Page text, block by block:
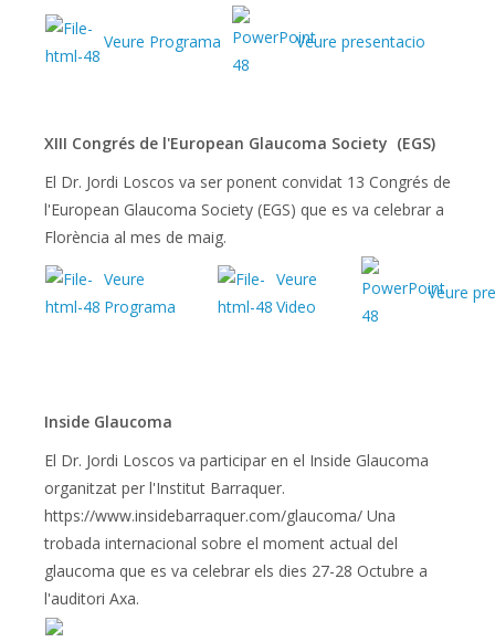
Veure Programa Veure presentacio
XIII Congrés de l'European Glaucoma Society (EGS)
El Dr. Jordi Loscos va ser ponent convidat 13 Congrés de
l'European Glaucoma Society (EGS) que es va celebrar a
Florència al mes de maig.
Veure
Programa
Veure
Video
Veure
Inside Glaucoma
El Dr. Jordi Loscos va participar en el Inside Glaucoma
organitzat per l'Institut Barraquer.
https://www.insidebarraquer.com/glaucoma/ Una
trobada internacional sobre el moment actual del
glaucoma que es va celebrar els dies 27-28 Octubre a
l'auditori Axa.